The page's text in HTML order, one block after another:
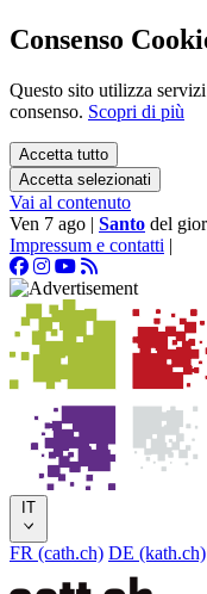
Consenso
Questo sito utilizza
consenso. Scopri di più
Accetta tutto
Accetta selezionati
Vai al contenuto
Ven 7 ago | Santo del
Impressum e contatti |
IT
FR (cath.ch) DE (kath.ch)